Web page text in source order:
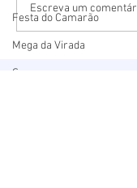
Festa do Camarão
Mega da Virada
Segurança
Estado mais
país: Santa
registra
Escreva um